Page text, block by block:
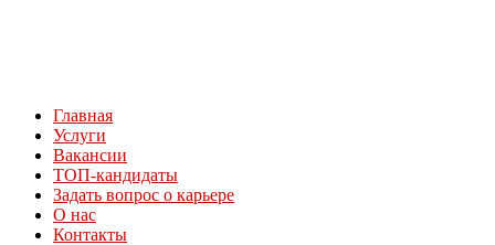
Главная
Услуги
Вакансии
ТОП-кандидаты
Задать вопрос о карьере
О нас
Контакты